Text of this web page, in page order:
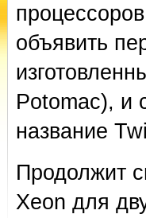
объявить
Potomac), и
название
Продолжит
Xeon для